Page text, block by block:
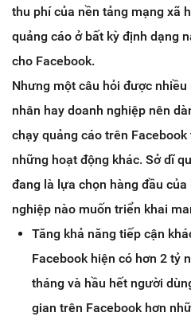
thu phí của nền tảng mạng xã
quảng cáo ở bất kỳ định dạng
cho Facebook.
Nhưng một câu hỏi được
nhân hay doanh nghiệp nên
chạy quảng cáo trên
những hoạt động khác. Sở dĩ
đang là lựa chọn hàng đầu
nghiệp nào muốn triển khai
Tăng khả năng tiếp cận
Facebook hiện có hơn 2 tỷ
tháng và hầu hết người
gian trên Facebook hơn